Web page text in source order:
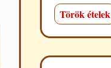
Török ételek